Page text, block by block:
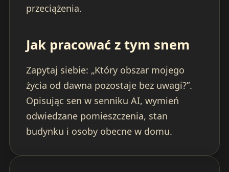
przeciążenia.
Jak pracować z tym snem
Zapytaj siebie: „Który obszar mojego
życia od dawna pozostaje bez uwagi?”.
Opisując sen w senniku AI, wymień
odwiedzane pomieszczenia, stan
budynku i osoby obecne w domu.